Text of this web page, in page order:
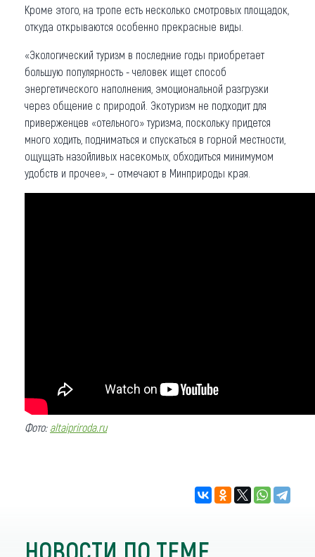
Кроме этого, на тропе есть несколько смотровых площадок,
откуда открываются особенно прекрасные виды.
«Экологический туризм в последние годы приобретает
большую популярность - человек ищет способ
энергетического наполнения, эмоциональной разгрузки
через общение с природой. Экотуризм не подходит для
приверженцев «отельного» туризма, поскольку придется
много ходить, подниматься и спускаться в горной местности,
ощущать назойливых насекомых, обходиться минимумом
удобств и прочее», – отмечают в Минприроды края.
Фото: altaipriroda.ru
НОВОСТИ ПО ТЕМЕ